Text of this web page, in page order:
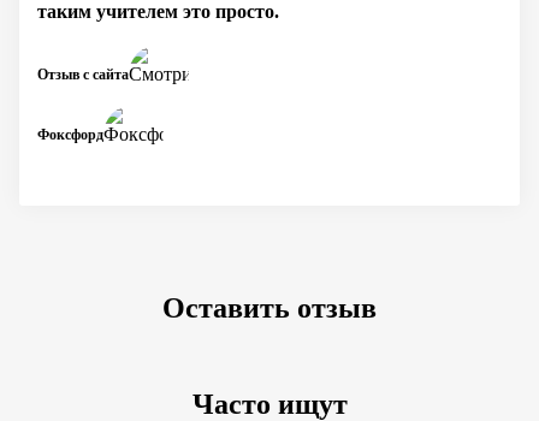
таким учителем это просто.
Фоксфорд
Отзыв с сайта
Оставить отзыв
Часто ищут